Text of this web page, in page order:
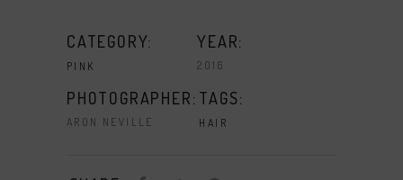
CATEGORY:
PINK
YEAR:
2016
PHOTOGRAPHER:
ARON NEVILLE
TAGS:
HAIR